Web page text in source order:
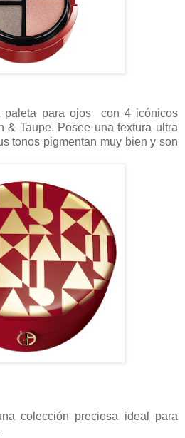
paleta para ojos con 4 icónicos
& Taupe. Posee una textura ultra
tonos pigmentan muy bien y son
colección preciosa ideal para